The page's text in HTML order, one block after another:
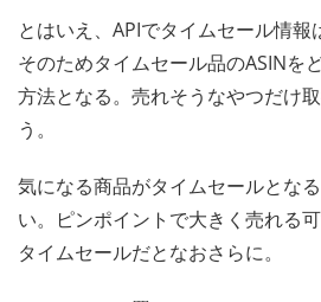
とはいえ、APIでタイムセール情報
そのためタイムセール品のASINを
方法となる。売れそうなやつだけ
う。
気になる商品がタイムセールとな
い。ピンポイントで大きく売れる
タイムセールだとなおさらに。